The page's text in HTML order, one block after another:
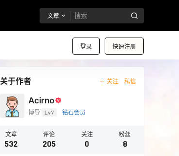
文章
登录 快速注册
关于作者 关注 私信
Acirno
博导 Lv7 钻石会员
文章
532
评论
205
关注
0
粉丝
8